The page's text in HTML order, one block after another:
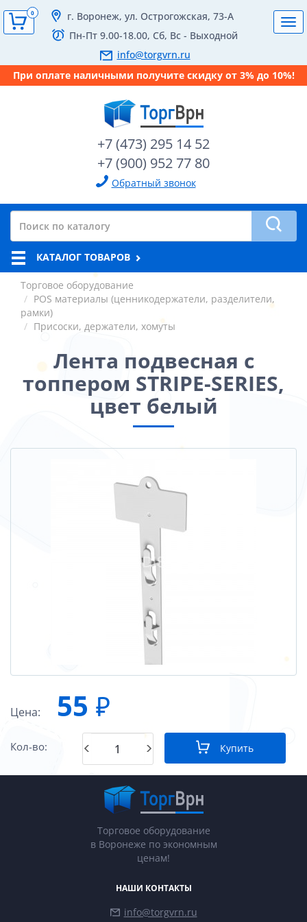
г. Воронеж, ул. Острогожская, 73-А
Пн-Пт 9.00-18.00, Сб, Вс - Выходной
info@torgvrn.ru
При оплате наличными получите скидку от 3% до 10%!
+7 (473) 295 14 52
+7 (900) 952 77 80
Обратный звонок
0
КАТАЛОГ ТОВАРОВ
Торговое оборудование
POS материалы (ценникодержатели, разделители,
рамки)
Присоски, держатели, хомуты
Лента подвесная с
топпером STRIPE-SERIES,
цвет белый
Цена: 55 ₽
Кол-во: Купить
Торговое оборудование
в Воронеже по экономным
ценам!
НАШИ КОНТАКТЫ
info@torgvrn.ru